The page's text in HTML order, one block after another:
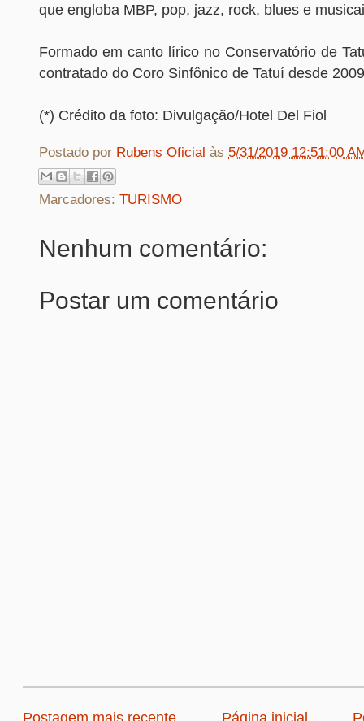
que engloba MBP, pop, jazz, rock, blues e
Formado em canto lírico no Conservatório de
contratado do Coro Sinfônico de Tatuí desde
(*) Crédito da foto: Divulgação/Hotel Del Fiol
Postado por Rubens Oficial às 5/31/2019 12:51:00
Marcadores: TURISMO
Nenhum comentário:
Postar um comentário
Postagem mais recente Página inicial